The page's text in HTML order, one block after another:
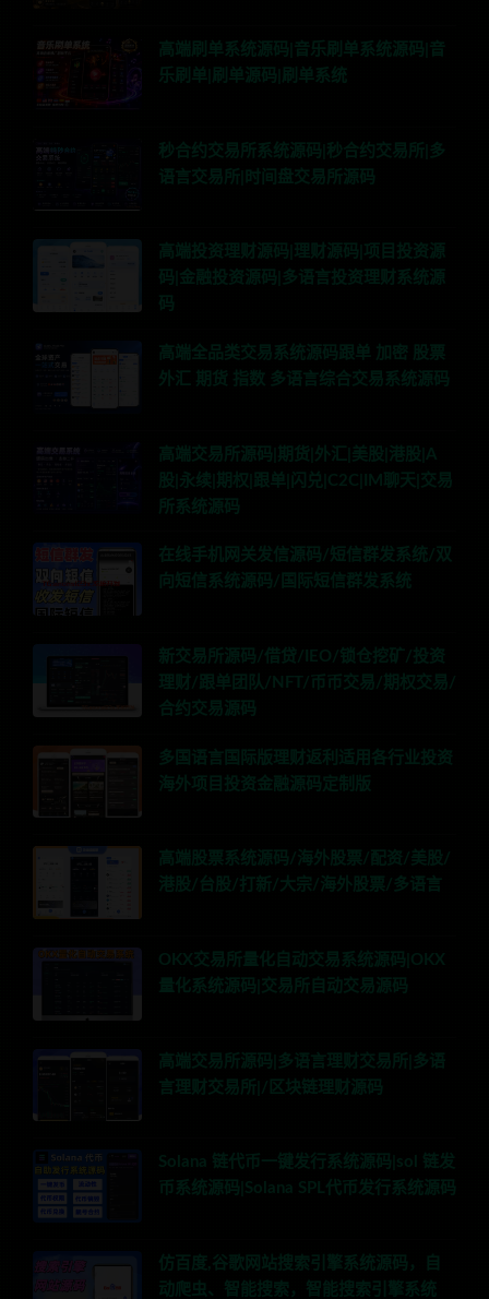
高端刷单系统源码|音乐刷单系统源码|音
乐刷单|刷单源码|刷单系统
秒合约交易所系统源码|秒合约交易所|多
语言交易所|时间盘交易所源码
高端投资理财源码|理财源码|项目投资源
码|金融投资源码|多语言投资理财系统源
码
高端全品类交易系统源码跟单 加密 股票
外汇 期货 指数 多语言综合交易系统源码
高端交易所源码|期货|外汇|美股|港股|A
股|永续|期权|跟单|闪兑|C2C|IM聊天|交易
所系统源码
在线手机网关发信源码/短信群发系统/双
向短信系统源码/国际短信群发系统
新交易所源码/借贷/IEO/锁仓挖矿/投资
理财/跟单团队/NFT/币币交易/期权交易/
合约交易源码
多国语言国际版理财返利适用各行业投资
海外项目投资金融源码定制版
高端股票系统源码/海外股票/配资/美股/
港股/台股/打新/大宗/海外股票/多语言
OKX交易所量化自动交易系统源码|OKX
量化系统源码|交易所自动交易源码
高端交易所源码|多语言理财交易所|多语
言理财交易所|/区块链理财源码
Solana 链代币一键发行系统源码|sol 链发
币系统源码|Solana SPL代币发行系统源码
仿百度,谷歌网站搜索引擎系统源码，自
动爬虫、智能搜索，智能搜索引擎系统